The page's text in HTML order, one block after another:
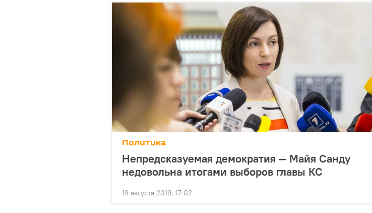
Политика
Непредсказуемая демократия — Майя Санду
недовольна итогами выборов главы КС
19 августа 2019, 17:02